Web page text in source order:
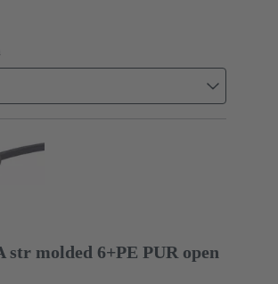
str molded 6+PE PUR open